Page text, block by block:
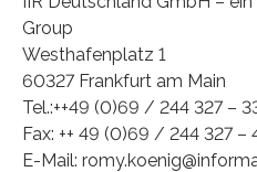
Group
Westhafenplatz 1
60327 Frankfurt am Main
Tel.:++49 (0)69 / 244 327 –
Fax: ++ 49 (0)69 / 244 327 –
E-Mail: